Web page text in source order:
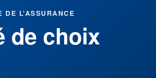
L’ASSURANCE
de choix